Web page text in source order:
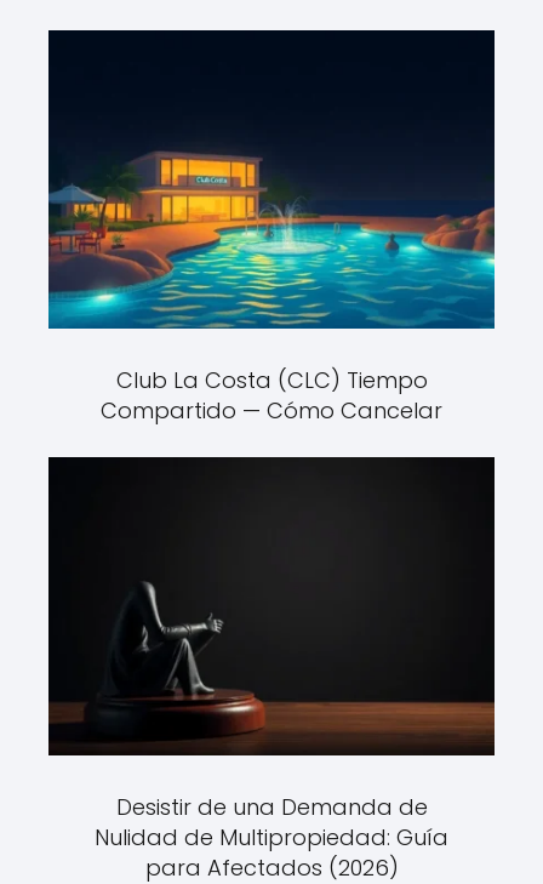
Club La Costa (CLC) Tiempo
Compartido — Cómo Cancelar
Desistir de una Demanda de
Nulidad de Multipropiedad: Guía
para Afectados (2026)